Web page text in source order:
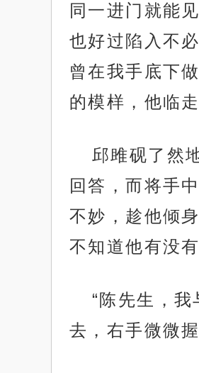
同一进门就能
也好过陷入不
曾在我手底下
的模样，他临
邱雎砚了然
回答，而将手
不妙，趁他倾
不知道他有没有
“陈先生，
去，右手微微